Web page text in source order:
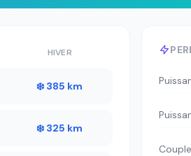
HIVER
❄️ 385 km
❄️ 325 km
Couple